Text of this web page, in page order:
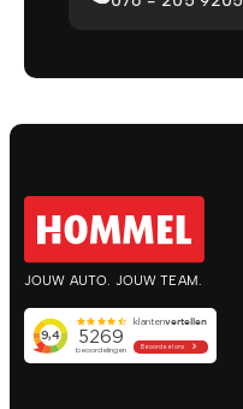
JOUW AUTO. JOUW TEAM.